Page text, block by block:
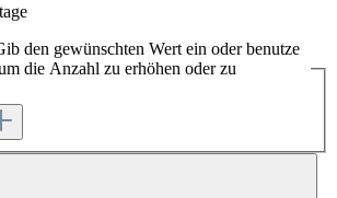
den gewünschten Wert ein oder benutze
die Anzahl zu erhöhen oder zu